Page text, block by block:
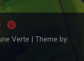
Verte | Theme by